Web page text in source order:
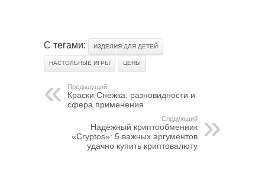
С тегами: ИЗДЕЛИЯ ДЛЯ ДЕТЕЙ
НАСТОЛЬНЫЕ ИГРЫ ЦЕНЫ
Предыдущий
Краски Снежка: разновидности и
сфера применения
Следующий
Надежный криптообменник
«Cryptos»: 5 важных аргументов
удачно купить криптовалюту